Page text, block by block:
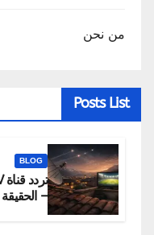
من نحن
Posts List
BLOG
–